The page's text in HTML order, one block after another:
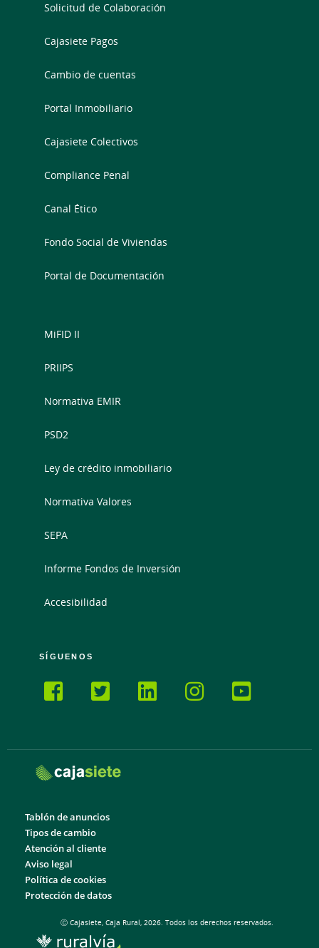
Solicitud de Colaboración
Cajasiete Pagos
Cambio de cuentas
Portal Inmobiliario
Cajasiete Colectivos
Compliance Penal
Canal Ético
Fondo Social de Viviendas
Portal de Documentación
MiFID II
PRIIPS
Normativa EMIR
PSD2
Ley de crédito inmobiliario
Normativa Valores
SEPA
Informe Fondos de Inversión
Accesibilidad
SÍGUENOS
Tablón de anuncios
Tipos de cambio
Atención al cliente
Aviso legal
Política de cookies
Protección de datos
Ⓒ Cajasiete, Caja Rural, 2026. Todos los derechos reservados.